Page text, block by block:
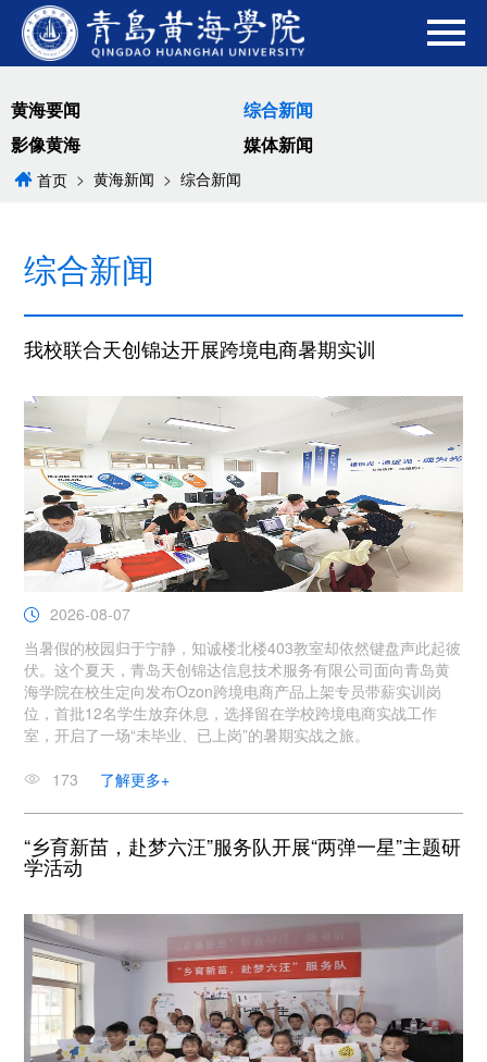
黄海要闻
综合新闻
影像黄海
媒体新闻
首页 > 黄海新闻 > 综合新闻
综合新闻
我校联合天创锦达开展跨境电商暑期实训
2026-08-07
当暑假的校园归于宁静，知诚楼北楼403教室却依然键盘声此起彼
伏。这个夏天，青岛天创锦达信息技术服务有限公司面向青岛黄
海学院在校生定向发布Ozon跨境电商产品上架专员带薪实训岗
位，首批12名学生放弃休息，选择留在学校跨境电商实战工作
室，开启了一场“未毕业、已上岗”的暑期实战之旅。
173 了解更多+
“乡育新苗，赴梦六汪”服务队开展“两弹一星”主题研
学活动